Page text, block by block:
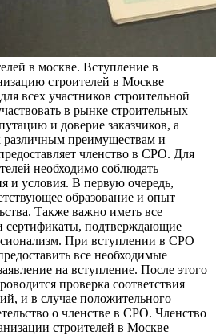
в москве. Вступление в
строителей в Москве
всех участников строительной
в рынке строительных
и доверие заказчиков, а
различным преимуществам и
членство в СРО. Для
необходимо соблюдать
и условия. В первую очередь,
образование и опыт
Также важно иметь все
сертификаты, подтверждающие
При вступлении в СРО
все необходимые
на вступление. После этого
проверка соответствия
и в случае положительного
о членстве в СРО. Членство
строителей в Москве